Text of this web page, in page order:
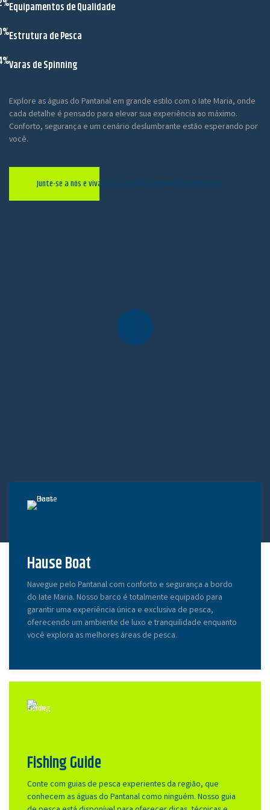
Equipamentos de Qualidade
Estrutura de Pesca
Varas de Spinning
Explore as águas do Pantanal em grande estilo com o Iate Maria, onde
cada detalhe é pensado para elevar sua experiência ao máximo.
Conforto, segurança e um cenário deslumbrante estão esperando por
você.
Junte-se a nós e viva essa experiência incrível hoje mesmo!
Hause Boat
Navegue pelo Pantanal com conforto e segurança a bordo
do Iate Maria. Nosso barco é totalmente equipado para
garantir uma experiência única e exclusiva de pesca,
oferecendo um ambiente de luxo e tranquilidade enquanto
você explora as melhores áreas de pesca.
Fishing Guide
Conte com guias de pesca experientes da região, que
conhecem as águas do Pantanal como ninguém. Nosso guia